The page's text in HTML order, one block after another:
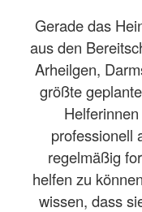
Gerade das
aus den
Arheilgen,
größte
professionell
regelmäßig
helfen zu
wissen, dass